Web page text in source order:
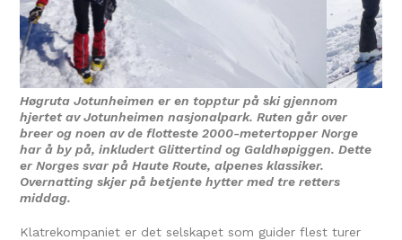
Høgruta Jotunheimen er en topptur på ski gjennom
hjertet av Jotunheimen nasjonalpark. Ruten går over
breer og noen av de flotteste 2000-metertopper Norge
har å by på, inkludert Glittertind og Galdhøpiggen. Dette
er Norges svar på Haute Route, alpenes klassiker.
Overnatting skjer på betjente hytter med tre retters
middag.
Klatrekompaniet er det selskapet som guider flest turer